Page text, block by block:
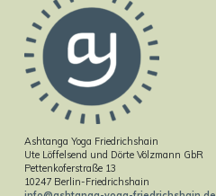
Ashtanga Yoga Friedrichshain
Ute Löffelsend und Dörte Völzmann GbR
Pettenkoferstraße 13
10247 Berlin-Friedrichshain